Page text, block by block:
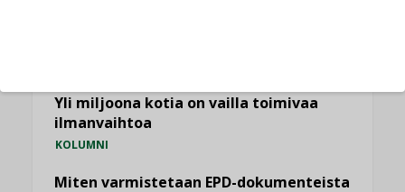
Yli miljoona kotia on vailla toimivaa
ilmanvaihtoa
KOLUMNI
Miten varmistetaan EPD-dokumenteista